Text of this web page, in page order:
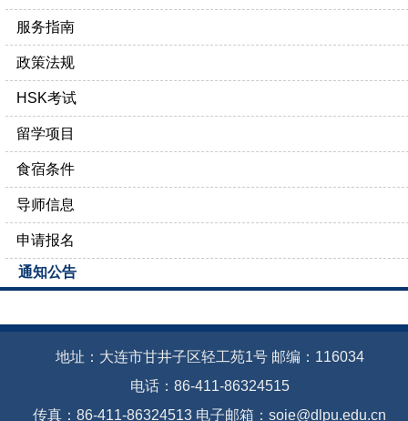
服务指南
政策法规
HSK考试
留学项目
食宿条件
导师信息
申请报名
通知公告
地址：大连市甘井子区轻工苑1号 邮编：116034
电话：86-411-86324515
传真：86-411-86324513 电子邮箱：soie@dlpu.edu.cn